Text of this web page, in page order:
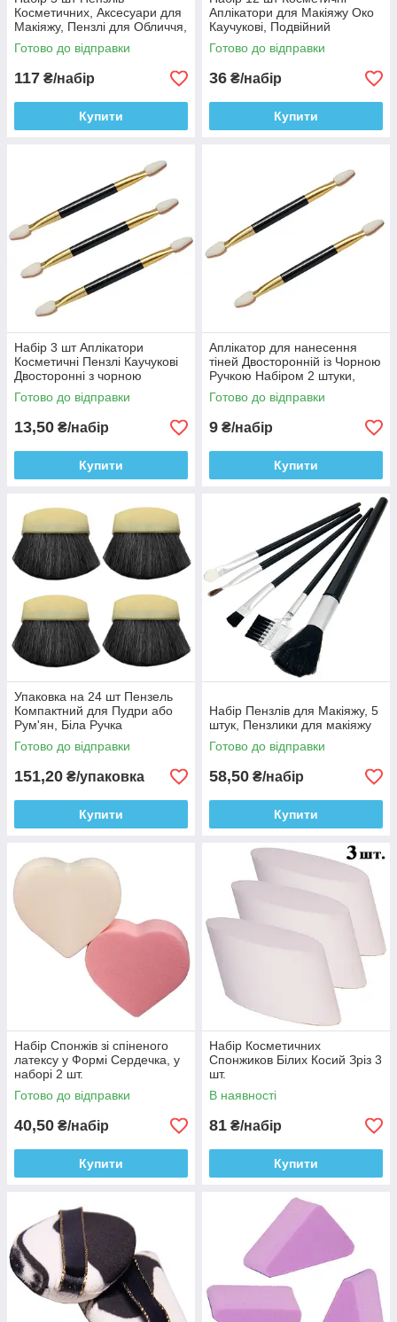
Косметичних, Аксесуари для
Макіяжу, Пензлі для Обличчя,
для тіней
Готово до відправки
117 ₴/набір
Купити
Аплікатори для Макіяжу Око
Каучукові, Подвійний
Аплікатор Косметика
Готово до відправки
36 ₴/набір
Купити
Набір 3 шт Аплікатори
Косметичні Пензлі Каучукові
Двосторонні з чорною
Ручкою, Аксесуари для
Макіяжу
Готово до відправки
13,50 ₴/набір
Купити
Аплікатор для нанесення
тіней Двосторонній із Чорною
Ручкою Набіром 2 штуки,
Аксесуари для макіяжу
Готово до відправки
9 ₴/набір
Купити
Упаковка на 24 шт Пензель
Компактний для Пудри або
Рум'ян, Біла Ручка
Готово до відправки
151,20 ₴/упаковка
Купити
Набір Пензлів для Макіяжу, 5
штук, Пензлики для макіяжу
Готово до відправки
58,50 ₴/набір
Купити
Набір Спонжів зі спіненого
латексу у Формі Сердечка, у
наборі 2 шт.
Готово до відправки
40,50 ₴/набір
Купити
Набір Косметичних
Спонжиков Білих Косий Зріз 3
шт.
В наявності
81 ₴/набір
Купити